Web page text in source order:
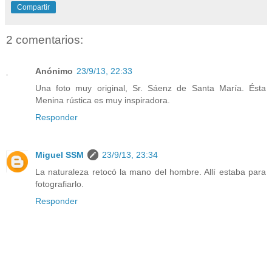
Compartir
2 comentarios:
Anónimo 23/9/13, 22:33
Una foto muy original, Sr. Sáenz de Santa María. Ésta
Menina rústica es muy inspiradora.
Responder
Miguel SSM
23/9/13, 23:34
La naturaleza retocó la mano del hombre. Allí estaba para
fotografiarlo.
Responder